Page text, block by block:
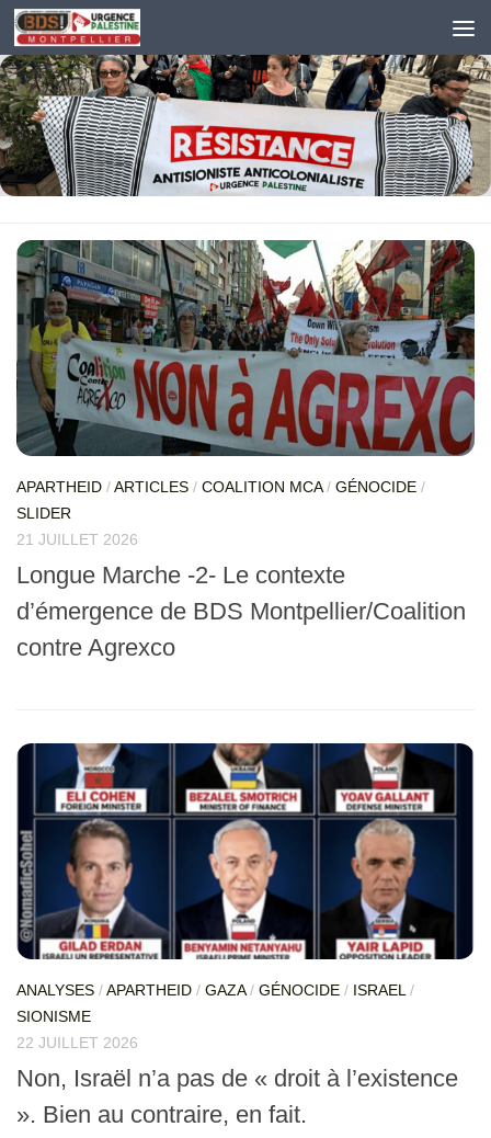
Skip to content
APARTHEID /ARTICLES / COALITION MCA/ GÉNOCIDE /
SLIDER
21 JUILLET 2026
Longue Marche -2- Le contexte
d’émergence de BDS Montpellier/Coalition
contre Agrexco
ANALYSES /APARTHEID / GAZA/ GÉNOCIDE / ISRAEL/
SIONISME
22 JUILLET 2026
Non, Israël n’a pas de « droit à l’existence
». Bien au contraire, en fait.